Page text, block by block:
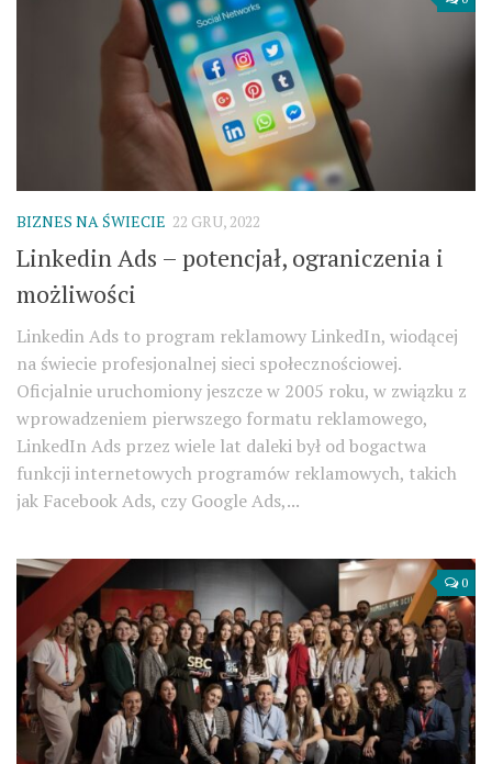
BIZNES NA ŚWIECIE 22 GRU, 2022
Linkedin Ads – potencjał, ograniczenia i
możliwości
Linkedin Ads to program reklamowy LinkedIn, wiodącej
na świecie profesjonalnej sieci społecznościowej.
Oficjalnie uruchomiony jeszcze w 2005 roku, w związku z
wprowadzeniem pierwszego formatu reklamowego,
LinkedIn Ads przez wiele lat daleki był od bogactwa
funkcji internetowych programów reklamowych, takich
jak Facebook Ads, czy Google Ads,...
0